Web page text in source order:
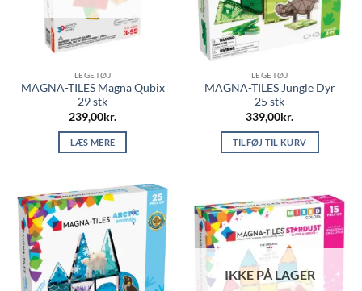
LEGETØJ
MAGNA-TILES Magna Qubix
29 stk
239,00kr.
LÆS MERE
LEGETØJ
MAGNA-TILES Jungle Dyr
25 stk
339,00kr.
TILFØJ TIL KURV
IKKE PÅ LAGER